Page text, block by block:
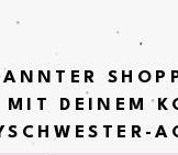
MIT DEINEM